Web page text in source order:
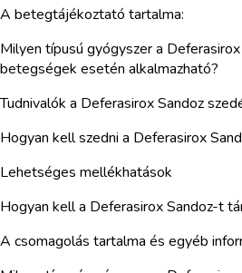
A betegtájékoztató tartalma:
Milyen típusú gyógyszer a
betegségek esetén alkalmazható?
Tudnivalók a Deferasirox Sandoz
Hogyan kell szedni a Deferasirox
Lehetséges mellékhatások
Hogyan kell a Deferasirox Sandoz-t
A csomagolás tartalma és egyéb